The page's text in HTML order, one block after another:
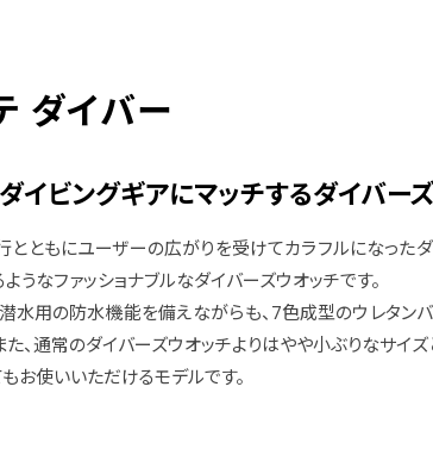
ダイバー
イビングギアにマッチするダイバー
とともにユーザーの広がりを受けてカラフルになった
うなファッショナブルなダイバーズウオッチです。
用の防水機能を備えながらも、7色成型のウレタンバ
、通常のダイバーズウオッチよりはやや小ぶりなサイズ
お使いいただけるモデルです。